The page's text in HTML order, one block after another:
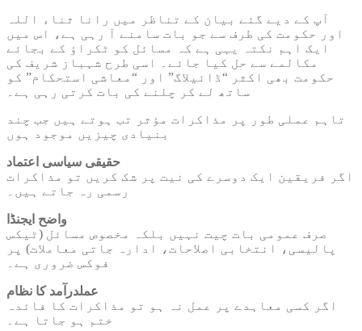
آپ کے دیے گئے بیان کے تناظر میں رانا ثناء اللہ
اور حکومت کی طرف سے جو بات سامنے آ رہی ہے، اس میں
ایک اہم نکتہ یہی ہے کہ مسائل کو ٹکراؤ کے بجائے
مکالمے سے حل کیا جائے۔ اسی طرح شہباز شریف کی
حکومت بھی اکثر “ڈائیلاگ” اور “معاشی استحکام” کو
ساتھ لے کر چلنے کی بات کرتی رہی ہے۔
تاہم عملی طور پر مذاکرات مؤثر تب ہوتے ہیں جب چند
بنیادی چیزیں موجود ہوں
حقیقی سیاسی اعتماد
اگر فریقین ایک دوسرے کی نیت پر شک کریں تو مذاکرات
رسمی رہ جاتے ہیں۔
واضح ایجنڈا
صرف عمومی بات چیت نہیں بلکہ مخصوص مسائل (ٹیکس
پالیسی، انتخابی اصلاحات، ادارہ جاتی معاملات) پر
فوکس ضروری ہے۔
عملدرآمد کا نظام
اگر کسی معاہدے پر عمل نہ ہو تو مذاکرات کا فائدہ
ختم ہو جاتا ہے۔